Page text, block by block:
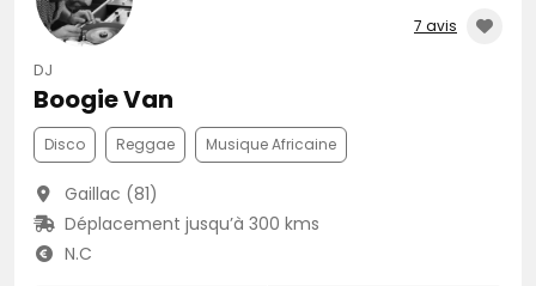
7 avis
DJ
Boogie Van
Disco Reggae Musique Africaine
Gaillac (81)
Déplacement jusqu’à 300 kms
N.C